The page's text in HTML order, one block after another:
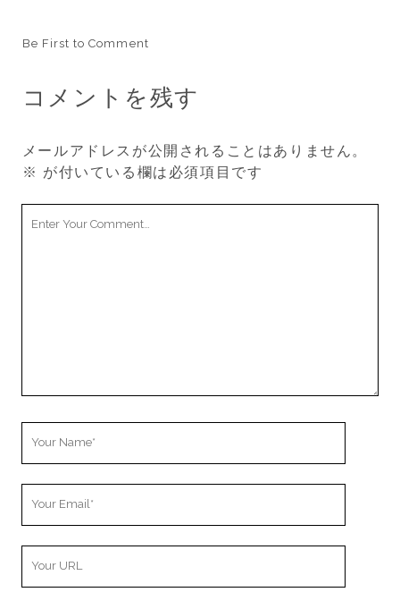
Be First to Comment
コメントを残す
メールアドレスが公開されることはありません。
※ が付いている欄は必須項目です